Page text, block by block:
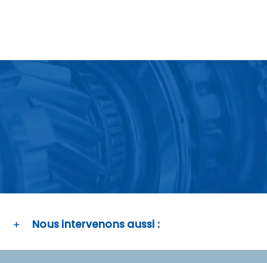
Nous intervenons aussi :